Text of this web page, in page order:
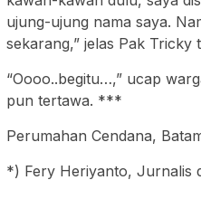
ujung-ujung nama saya.
sekarang,” jelas Pak Tricky
“Oooo..begitu…,” ucap
pun tertawa. ***
Perumahan Cendana,
*) Fery Heriyanto, Jurnalis